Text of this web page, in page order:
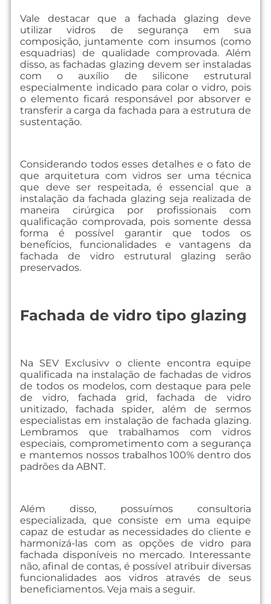
Vale destacar que a fachada glazing deve
utilizar vidros de segurança em sua
composição, juntamente com insumos (como
esquadrias) de qualidade comprovada. Além
disso, as fachadas glazing devem ser instaladas
com o auxílio de silicone estrutural
especialmente indicado para colar o vidro, pois
o elemento ficará responsável por absorver e
transferir a carga da fachada para a estrutura de
sustentação.
Considerando todos esses detalhes e o fato de
que arquitetura com vidros ser uma técnica
que deve ser respeitada, é essencial que a
instalação da fachada glazing seja realizada de
maneira cirúrgica por profissionais com
qualificação comprovada, pois somente dessa
forma é possível garantir que todos os
benefícios, funcionalidades e vantagens da
fachada de vidro estrutural glazing serão
preservados.
Fachada de vidro tipo glazing
Na SEV Exclusivv o cliente encontra equipe
qualificada na instalação de fachadas de vidros
de todos os modelos, com destaque para pele
de vidro, fachada grid, fachada de vidro
unitizado, fachada spider, além de sermos
especialistas em instalação de fachada glazing.
Lembramos que trabalhamos com vidros
especiais, comprometimento com a segurança
e mantemos nossos trabalhos 100% dentro dos
padrões da ABNT.
Além disso, possuímos consultoria
especializada, que consiste em uma equipe
capaz de estudar as necessidades do cliente e
harmonizá-las com as opções de vidro para
fachada disponíveis no mercado. Interessante
não, afinal de contas, é possível atribuir diversas
funcionalidades aos vidros através de seus
beneficiamentos. Veja mais a seguir.